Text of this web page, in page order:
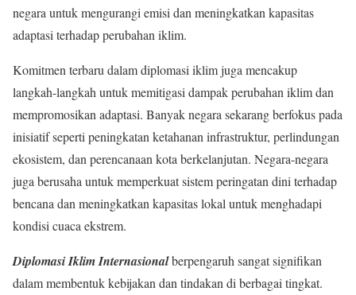
negara untuk mengurangi emisi dan meningkatkan kapasitas
adaptasi terhadap perubahan iklim.
Komitmen terbaru dalam diplomasi iklim juga mencakup
langkah-langkah untuk memitigasi dampak perubahan iklim dan
mempromosikan adaptasi. Banyak negara sekarang berfokus pada
inisiatif seperti peningkatan ketahanan infrastruktur, perlindungan
ekosistem, dan perencanaan kota berkelanjutan. Negara-negara
juga berusaha untuk memperkuat sistem peringatan dini terhadap
bencana dan meningkatkan kapasitas lokal untuk menghadapi
kondisi cuaca ekstrem.
Diplomasi Iklim Internasionalberpengaruh sangat signifikan
dalam membentuk kebijakan dan tindakan di berbagai tingkat.